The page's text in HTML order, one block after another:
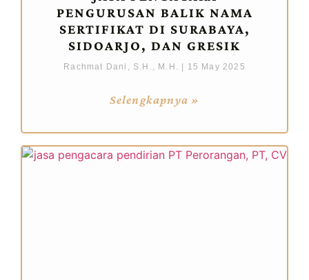
PENGURUSAN BALIK NAMA
SERTIFIKAT DI SURABAYA,
SIDOARJO, DAN GRESIK
Rachmat Dani, S.H., M.H. 15 May 2025
Selengkapnya »